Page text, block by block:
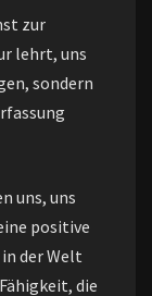
zur
lehrt, uns
sondern
uns, uns
positive
der Welt
die